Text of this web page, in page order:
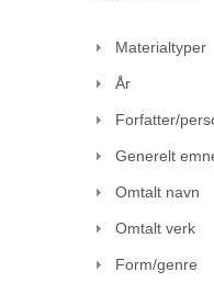
Materialtyper
År
Forfatter/
Generelt
Omtalt navn
Omtalt verk
Form/genre